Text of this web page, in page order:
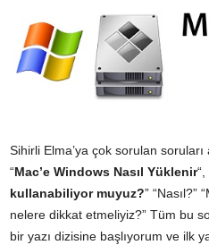
Sihirli Elma’ya çok sorulan
“Mac’e Windows Nasıl Yüklenir“,
kullanabiliyor muyuz?” “Nasıl?”
nelere dikkat etmeliyiz?” Tüm bu
bir yazı dizisine başlıyorum ve ilk